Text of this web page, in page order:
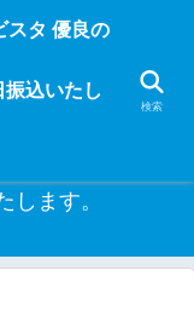
在籍確認なしで借りれる
人ならブラックでも給料
ら安心！
優良の即日融資
します。
スタ 優良の
込いたし
検索